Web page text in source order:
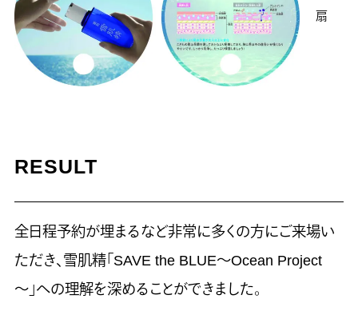
扇
RESULT
全日程予約が埋まるなど非常に多くの方にご来場い
ただき、雪肌精「SAVE the BLUE～Ocean Project
～」への理解を深めることができました。